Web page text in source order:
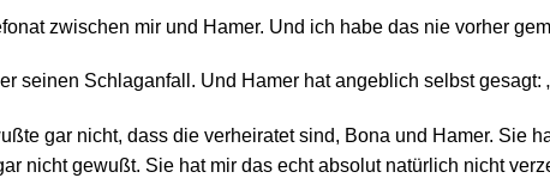
zwischen mir und Hamer. Und ich habe das nie vorher
seinen Schlaganfall. Und Hamer hat angeblich selbst gesagt:
gar nicht, dass die verheiratet sind, Bona und Hamer. Sie
nicht gewußt. Sie hat mir das echt absolut natürlich nicht